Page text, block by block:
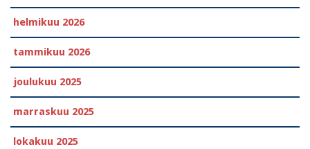
helmikuu 2026
tammikuu 2026
joulukuu 2025
marraskuu 2025
lokakuu 2025